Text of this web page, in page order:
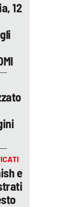
12
e